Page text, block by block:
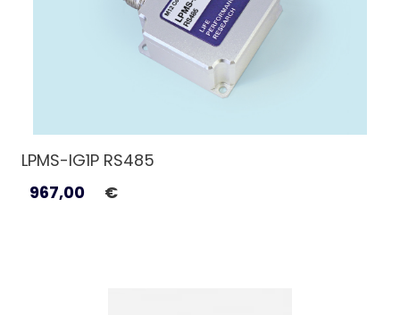
LPMS-IG1P RS485
967,00
€